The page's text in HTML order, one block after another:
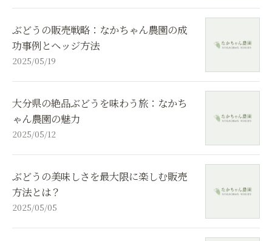
ぶどうの販売戦略：なかちゃん農園の成
功事例とヘッジ方法
2025/05/19
大分県の絶品ぶどうを味わう旅：なかち
ゃん農園の魅力
2025/05/12
ぶどうの美味しさを最大限に楽しむ販売
方法とは？
2025/05/05